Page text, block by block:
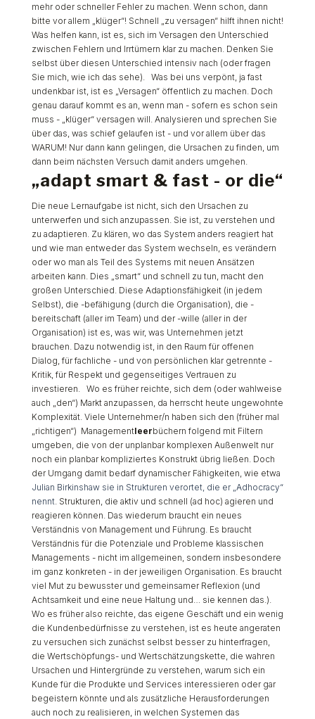
mehr oder schneller Fehler zu machen. Wenn schon, dann
bitte vor allem „klüger“! Schnell „zu versagen“ hilft ihnen nicht!
Was helfen kann, ist es, sich im Versagen den Unterschied
zwischen Fehlern und Irrtümern klar zu machen. Denken Sie
selbst über diesen Unterschied intensiv nach (oder fragen
Sie mich, wie ich das sehe). Was bei uns verpönt, ja fast
undenkbar ist, ist es „Versagen“ öffentlich zu machen. Doch
genau darauf kommt es an, wenn man - sofern es schon sein
muss - „klüger“ versagen will. Analysieren und sprechen Sie
über das, was schief gelaufen ist - und vor allem über das
WARUM! Nur dann kann gelingen, die Ursachen zu finden, um
dann beim nächsten Versuch damit anders umgehen.
„adapt smart & fast - or die“
Die neue Lernaufgabe ist nicht, sich den Ursachen zu
unterwerfen und sich anzupassen. Sie ist, zu verstehen und
zu adaptieren. Zu klären, wo das System anders reagiert hat
und wie man entweder das System wechseln, es verändern
oder wo man als Teil des Systems mit neuen Ansätzen
arbeiten kann. Dies „smart“ und schnell zu tun, macht den
großen Unterschied. Diese Adaptionsfähigkeit (in jedem
Selbst), die -befähigung (durch die Organisation), die -
bereitschaft (aller im Team) und der -wille (aller in der
Organisation) ist es, was wir, was Unternehmen jetzt
brauchen. Dazu notwendig ist, in den Raum für offenen
Dialog, für fachliche - und von persönlichen klar getrennte -
Kritik, für Respekt und gegenseitiges Vertrauen zu
investieren. Wo es früher reichte, sich dem (oder wahlweise
auch „den“) Markt anzupassen, da herrscht heute ungewohnte
Komplexität. Viele Unternehmer/n haben sich den (früher mal
„richtigen“) Managementleerbüchern folgend mit Filtern
umgeben, die von der unplanbar komplexen Außenwelt nur
noch ein planbar kompliziertes Konstrukt übrig ließen. Doch
der Umgang damit bedarf dynamischer Fähigkeiten, wie etwa
Julian Birkinshaw sie in Strukturen verortet, die er „Adhocracy“
nennt. Strukturen, die aktiv und schnell (ad hoc) agieren und
reagieren können. Das wiederum braucht ein neues
Verständnis von Management und Führung. Es braucht
Verständnis für die Potenziale und Probleme klassischen
Managements - nicht im allgemeinen, sondern insbesondere
im ganz konkreten - in der jeweiligen Organisation. Es braucht
viel Mut zu bewusster und gemeinsamer Reflexion (und
Achtsamkeit und eine neue Haltung und… sie kennen das.).
Wo es früher also reichte, das eigene Geschäft und ein wenig
die Kundenbedürfnisse zu verstehen, ist es heute angeraten
zu versuchen sich zunächst selbst besser zu hinterfragen,
die Wertschöpfungs- und Wertschätzungskette, die wahren
Ursachen und Hintergründe zu verstehen, warum sich ein
Kunde für die Produkte und Services interessieren oder gar
begeistern könnte und als zusätzliche Herausforderungen
auch noch zu realisieren, in welchen Systemen das